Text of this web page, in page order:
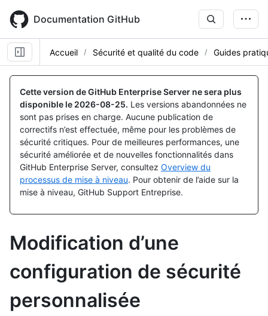
main
content
Documentation GitHub
Accueil Sécurité et qualité du code Guides
Cette version de GitHub Enterprise Server ne sera plus
disponible le 2026-08-25. Les versions abandonnées ne
sont pas prises en charge. Aucune publication de
correctifs n’est effectuée, même pour les problèmes de
sécurité critiques. Pour de meilleures performances, une
sécurité améliorée et de nouvelles fonctionnalités dans
GitHub Enterprise Server, consultez Overview du
processus de mise à niveau. Pour obtenir de l’aide sur la
mise à niveau, GitHub Support Entreprise.
Modification d’une
configuration de sécurité
personnalisée